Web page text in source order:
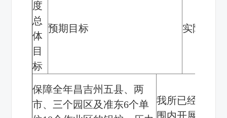
度
总
体
目
标
预期目标 实际完成
保障全年昌吉州五县、两
市、三个园区及准东6个单
我所已经在昌
围内开展了锅